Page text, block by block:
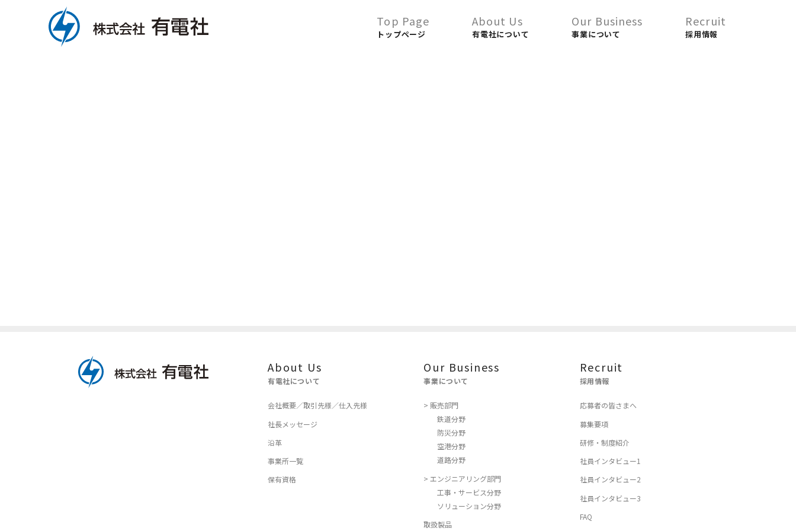
Top Page
トップページ
About Us
有電社について
Our Business
事業について
Recruit
採用情報
About Us
有電社について
会社概要／取引先様／仕入先様
社長メッセージ
沿革
事業所一覧
保有資格
Our Business
事業について
> 販売部門
鉄道分野
防災分野
空港分野
道路分野
> エンジニアリング部門
工事・サービス分野
ソリューション分野
取扱製品
Recruit
採用情報
応募者の皆さまへ
募集要項
研修・制度紹介
社員インタビュー1
社員インタビュー2
社員インタビュー3
FAQ